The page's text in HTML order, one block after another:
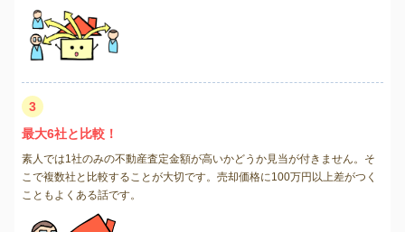
3
最大6社と比較！
素人では1社のみの不動産査定金額が高いかどうか見当が付きません。そ
こで複数社と比較することが大切です。売却価格に100万円以上差がつく
こともよくある話です。